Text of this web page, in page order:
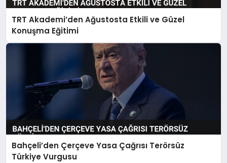
TRT Akademi’den Ağustosta Etkili ve Güzel
Konuşma Eğitimi
Bahçeli’den Çerçeve Yasa Çağrısı Terörsüz
Türkiye Vurgusu